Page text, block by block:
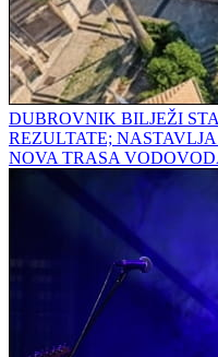
DUBROVNIK BILJEŽI
REZULTATE;
NOVA TRASA